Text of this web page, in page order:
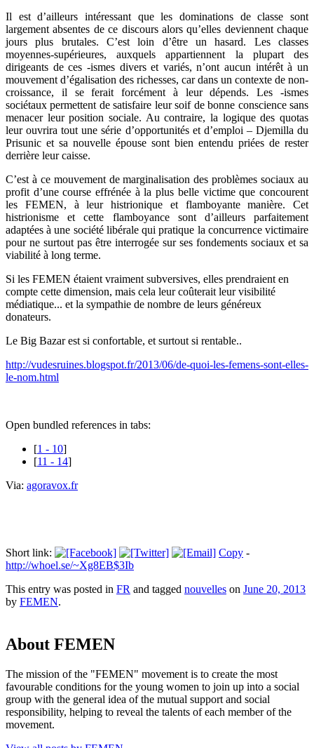
Il est d’ailleurs intéressant que les dominations de classe sont
largement absentes de ce discours alors qu’elles deviennent chaque
jours plus brutales.
C’est loin d’être un hasard. Les classes
moyennes-supérieures, auxquels appartiennent la plupart des
dirigeants de ces -ismes divers et variés, n’ont aucun intérêt à un
mouvement d’égalisation des richesses, car dans un contexte de non-
croissance, il se ferait forcément à leur dépends.Les -ismes
sociétaux permettent de satisfaire leur soif de bonne conscience sans
menacer leur position sociale. Aucontraire, la logique des quotas
leur ouvrira tout une série d’opportunités et d’emploi – Djemilla du
Prisunic et sa nouvelle épouse sont bien entendu priées de rester
derrière leur caisse.
C’est à ce mouvement de marginalisation des problèmes sociaux au
profit d’une course effrénée à la plus belle victime que concourent
les FEMEN, à leur histrionique et flamboyante manière. Cet
histrionisme et cette flamboyance sont d’ailleurs parfaitement
adaptées à une société libérale qui pratique la concurrence victimaire
pour ne surtout pas être interrogée sur ses fondements sociaux et sa
viabilité à long terme.
Si les FEMEN étaient vraiment subversives, elles prendraient en
compte cette dimension, mais cela leur coûterait leur visibilité
médiatique... et la sympathie de nombre de leurs généreux
donateurs.
Le Big Bazar est si confortable, et surtout si rentable..
http://vudesruines.blogspot.fr/2013/06/de-quoi-les-femens-sont-elles-
le-nom.html
Open bundled references in tabs:
[1 - 10]
[11 - 14]
Via: agoravox.fr
Short link: Copy -
http://whoel.se/~Xg8EB$3Ib
This entry was posted in FR and tagged nouvelles on June 20, 2013
by FEMEN.
About FEMEN
The mission of the "FEMEN" movement is to create the most
favourable conditions for the young women to join up into a social
group with the general idea of the mutual support and social
responsibility, helping to reveal the talents of each member of the
movement.